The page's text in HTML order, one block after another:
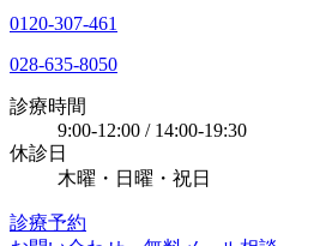
0120-307-461
028-635-8050
診療時間
9:00-12:00 / 14:00-19:30
休診日
木曜・日曜・祝日
診療予約